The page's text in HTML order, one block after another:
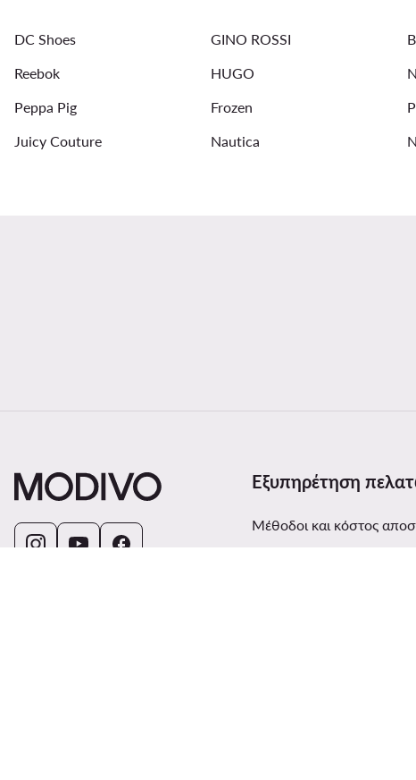
Ανδρικά μπασκετικά παπούτσια Adidas Γυναικεία Μαγιό
Μαύρα παιδικά ρούχα Μπουφάν Desigual για γυναίκες
DC Shoes GINO ROSSI
Reebok
HUGO
Peppa Pig
Frozen
Juicy Couture
Nautica
Εξυπηρέτηση
Μέθοδοι και κόστος